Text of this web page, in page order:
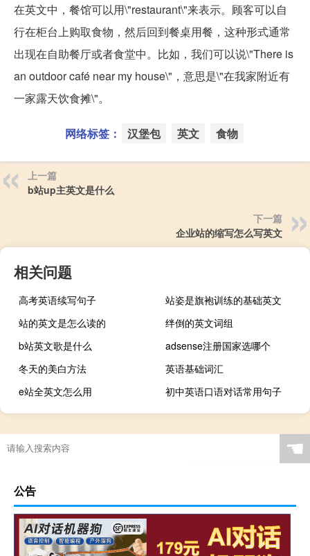
在英文中，餐馆可以用\"restaurant\"来表示。顾客可以自
行在柜台上购取食物，然后回到餐桌用餐，这种形式通常
出现在自助餐厅或者食堂中。比如，我们可以说\"There is
an outdoor café near my house\"，意思是\"在我家附近有
一家露天饮食摊\"。
网络标签： 汉堡包 英文 食物
上一篇
b站up主英文是什么
下一篇
企业站的缩写怎么写英文
相关问题
高考英语续写句子
站姿是旗袍训练的基础英文
站的英文是怎么读的
绊倒的英文词组
b站英文歌是什么
adsense注册国家选哪个
冬天的美白方法
英语基础词汇
e站全英文怎么用
初中英语口语对话常用句子
☚
公告